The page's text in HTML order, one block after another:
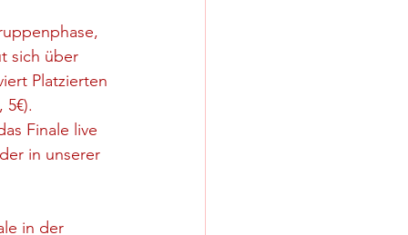
sich über
Platzierten
Finale live
in unserer
in der